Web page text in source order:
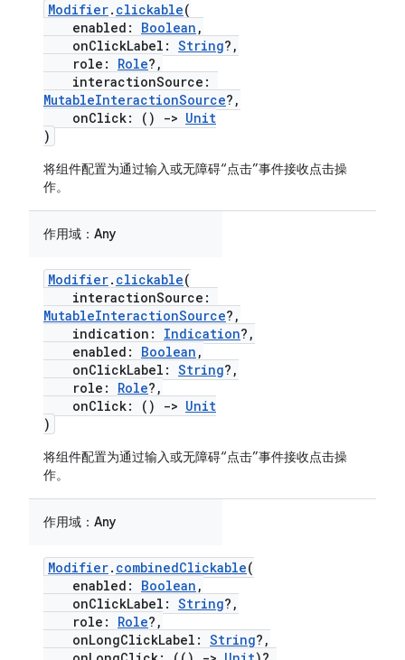
Modifier. clickable(
enabled: Boolean ,
onClickLabel: String?,
role: Role?,
interactionSource:
MutableInteractionSource?,
onClick: ()
-> Unit
)
将组件配置为通过输入或无障碍“点击”事件接收点击操
作。
作用域： Any
Modifier. clickable(
interactionSource:
MutableInteractionSource?,
indication: Indication?,
enabled: Boolean ,
onClickLabel: String?,
role: Role?,
onClick: ()
-> Unit
)
将组件配置为通过输入或无障碍“点击”事件接收点击操
作。
作用域： Any
Modifier. combinedClickable(
enabled: Boolean ,
onClickLabel: String?,
role: Role?,
onLongClickLabel: String?,